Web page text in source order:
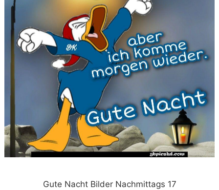
Gute Nacht Bilder Nachmittags 17